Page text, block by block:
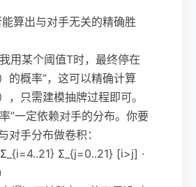
算出与对手无关的精确胜
用某个阈值T时，最终停在
的概率”，这可以精确计算
，只需建模抽牌过程即可。
”一定依赖对手的分布。你要
对手分布做卷积：
Σ_{j=0..21} [i>j] ·